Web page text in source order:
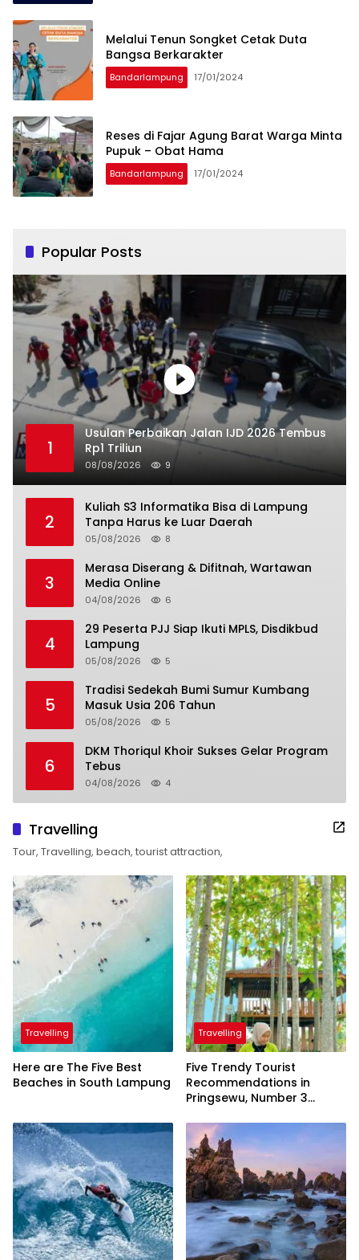
Melalui Tenun Songket Cetak Duta
Bangsa Berkarakter
Bandarlampung 17/01/2024
Reses di Fajar Agung Barat Warga Minta
Pupuk – Obat Hama
Bandarlampung 17/01/2024
Popular Posts
1
Usulan Perbaikan Jalan IJD 2026 Tembus
Rp1 Triliun
08/08/2026 9
2
Kuliah S3 Informatika Bisa di Lampung
Tanpa Harus ke Luar Daerah
05/08/2026 8
3
Merasa Diserang & Difitnah, Wartawan
Media Online
04/08/2026 6
4
29 Peserta PJJ Siap Ikuti MPLS, Disdikbud
Lampung
05/08/2026 5
5
Tradisi Sedekah Bumi Sumur Kumbang
Masuk Usia 206 Tahun
05/08/2026 5
6
DKM Thoriqul Khoir Sukses Gelar Program
Tebus
04/08/2026 4
Travelling
Tour, Travelling, beach, tourist attraction,
Travelling
Here are The Five Best
Beaches in South Lampung
Travelling
Five Trendy Tourist
Recommendations in
Pringsewu, Number 3
President